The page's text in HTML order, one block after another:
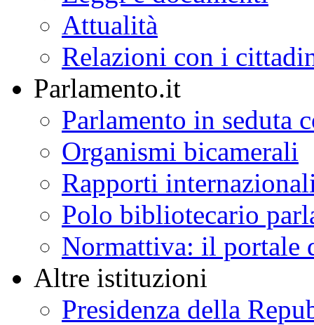
Comunicati
Discorsi
Foto/Video
Il Senato
della Repubblica
L'istituzione
Lavori del Senato
Leggi e documenti
Attualità
Relazioni con i